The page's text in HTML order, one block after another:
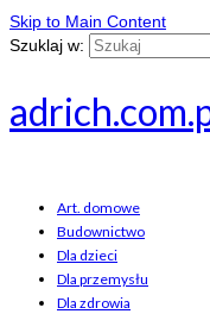
Skip to Main Content
Szuklaj w:
Art. domowe
Budownictwo
Dla dzieci
Dla przemysłu
Dla zdrowia